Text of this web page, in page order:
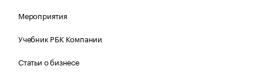
Мероприятия
Учебник РБК Компании
Статьи о бизнесе